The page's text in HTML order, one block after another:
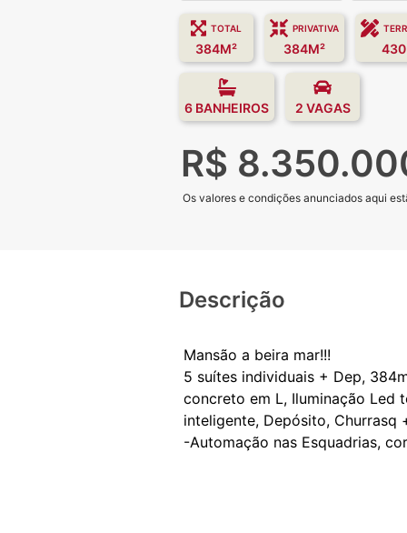
TOTAL
384M²
PRIVATIVA
384M² 430
6 BANHEIROS 2 VAGAS
R$
Os valores e condições anunciados aqui
Descrição
Mansão a beira mar!!!
5 suítes individuais + Dep,
concreto em L, Iluminação Led
inteligente, Depósito, Churrasq